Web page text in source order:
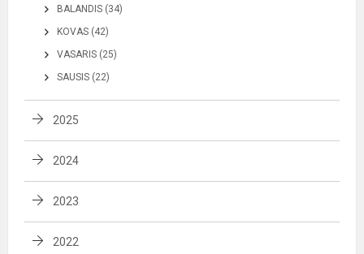
BALANDIS (34)
KOVAS (42)
VASARIS (25)
SAUSIS (22)
2025
2024
2023
2022